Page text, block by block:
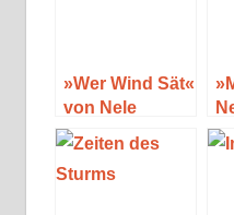
»Wer Wind Sät«
von Nele
Neuhaus